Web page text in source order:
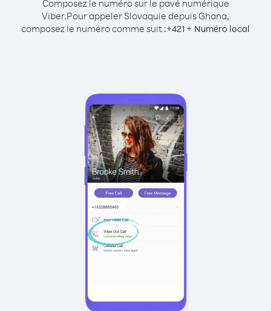
Composez le numéro sur le pavé numérique
Viber.Pour appeler Slovaquie depuis Ghana,
composez le numéro comme suit :+421 + Numéro local